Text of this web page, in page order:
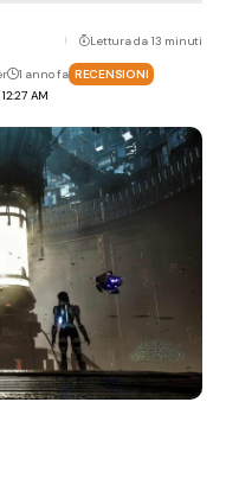
AM
1 anno fa RECENSIONI
Lettura da 13 minuti